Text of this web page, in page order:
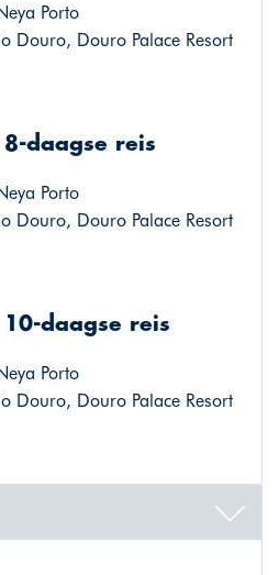
Porto
Douro, Douro Palace Resort
daagse reis
Porto
Douro, Douro Palace Resort
daagse reis
Porto
Douro, Douro Palace Resort